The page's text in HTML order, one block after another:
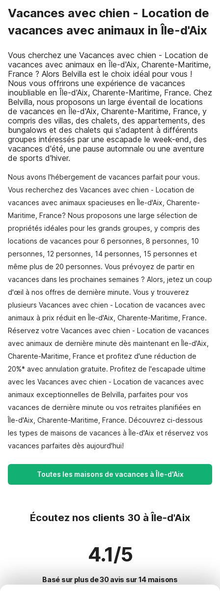
Vacances avec chien - Location de
vacances avec animaux in Île-d'Aix
Vous cherchez une Vacances avec chien - Location de
vacances avec animaux en Île-d'Aix, Charente-Maritime,
France ? Alors Belvilla est le choix idéal pour vous !
Nous vous offrirons une expérience de vacances
inoubliable en Île-d'Aix, Charente-Maritime, France. Chez
Belvilla, nous proposons un large éventail de locations
de vacances en Île-d'Aix, Charente-Maritime, France, y
compris des villas, des chalets, des appartements, des
bungalows et des chalets qui s'adaptent à différents
groupes intéressés par une escapade le week-end, des
vacances d'été, une pause automnale ou une aventure
de sports d'hiver.
Nous avons l'hébergement de vacances parfait pour vous.
Vous recherchez des Vacances avec chien - Location de
vacances avec animaux spacieuses en Île-d'Aix, Charente-
Maritime, France? Nous proposons une large sélection de
propriétés idéales pour les grands groupes, y compris des
locations de vacances pour 6 personnes, 8 personnes, 10
personnes, 12 personnes, 14 personnes, 15 personnes et
même plus de 20 personnes. Vous prévoyez de partir en
vacances dans les prochaines semaines ? Alors, jetez un coup
d'œil à nos offres de dernière minute. Vous y trouverez
plusieurs Vacances avec chien - Location de vacances avec
animaux à prix réduit en Île-d'Aix, Charente-Maritime, France.
Réservez votre Vacances avec chien - Location de vacances
avec animaux de dernière minute dès maintenant en Île-d'Aix,
Charente-Maritime, France et profitez d'une réduction de
20%* avec annulation gratuite. Profitez de l'escapade ultime
avec les Vacances avec chien - Location de vacances avec
animaux exceptionnelles de Belvilla, parfaites pour vos
vacances de dernière minute ou vos retraites planifiées en
Île-d'Aix, Charente-Maritime, France. Découvrez ci-dessous
les types de maisons de vacances à Île-d'Aix et réservez vos
vacances parfaites dès aujourd'hui!
Toutes les maisons de vacances à Île-d'Aix
Écoutez nos clients 30 à Île-d'Aix
4.1/5
Basé sur plus de 30 avis sur 14 maisons